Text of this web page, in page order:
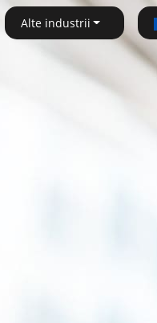
Alte industrii